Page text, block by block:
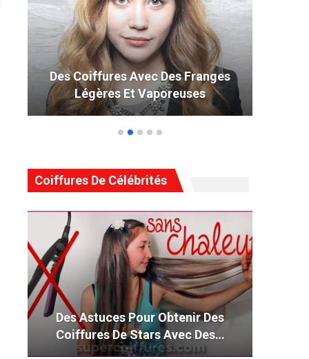
49 Coiffure Curly Weave Parfaite
Qui Tourne La Tête En 2019
Coiffures De Célébrités
Des Astuces Pour Obtenir Des
Coiffures De Stars Avec Des…